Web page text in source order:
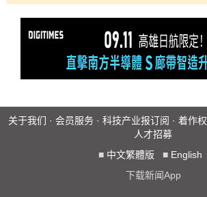
关于我们 · 会员服务 · 科技产业报订阅 · 着作权
人才招募
■ 中文繁體版 ■ English
下载新闻App